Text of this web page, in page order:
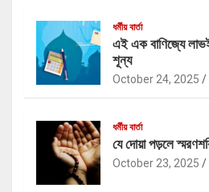
ধর্মীয় বার্তা
এই এক বাণিজ্যে
শূন্য
October 24, 2025
ধর্মীয় বার্তা
যে দোয়া পড়লে
October 23, 2025